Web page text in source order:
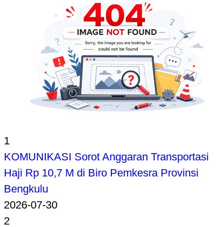
1
KOMUNIKASI Sorot Anggaran Transportasi
Haji Rp 10,7 M di Biro Pemkesra Provinsi
Bengkulu
2026-07-30
2